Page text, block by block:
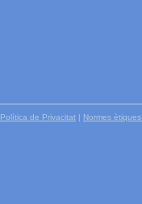
Política de Privacitat | Normes